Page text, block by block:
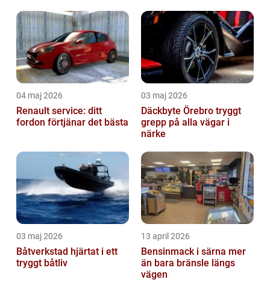
04 maj 2026
Renault service: ditt
fordon förtjänar det bästa
03 maj 2026
Däckbyte Örebro tryggt
grepp på alla vägar i
närke
03 maj 2026
Båtverkstad hjärtat i ett
tryggt båtliv
13 april 2026
Bensinmack i särna mer
än bara bränsle längs
vägen